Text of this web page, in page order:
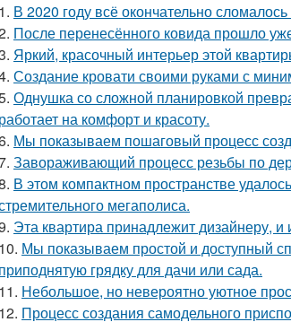
1. В 2020 году всё окончательно
После перенесённого ковида прошло
Яркий, красочный интерьер этой
Создание кровати своими руками с
Однушка со сложной планировкой
работает на комфорт и красоту.
Мы показываем пошаговый процесс
Завораживающий процесс резьбы по
В этом компактном пространстве
мегаполиса.
Эта квартира принадлежит дизайнеру,
10. Мы показываем простой и доступный
приподнятую грядку для дачи или сада.
11. Небольшое, но невероятно уютное
12. Процесс создания самодельного